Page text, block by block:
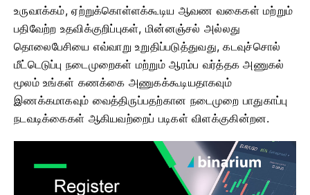
உருவாக்கம், ஏற்றுக்கொள்ளக்கூடிய ஆவண வகைகள் மற்றும்
பதிவேற்ற உதவிக்குறிப்புகள், மின்னஞ்சல் அல்லது
தொலைபேசியை எவ்வாறு உறுதிப்படுத்துவது, கடவுச்சொல்
மீட்டெடுப்பு நடைமுறைகள் மற்றும் ஆரம்ப வர்த்தக அணுகல்
மூலம் உங்கள் கணக்கை அணுகக்கூடியதாகவும்
இணக்கமாகவும் வைத்திருப்பதற்கான நடைமுறை பாதுகாப்பு
நடவடிக்கைகள் ஆகியவற்றைப் படிகள் விளக்குகின்றன.